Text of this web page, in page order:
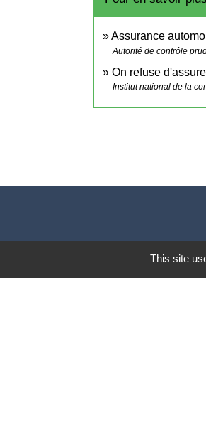
Assurance
Autorité de contrôle
On refuse
Institut national de la
This site